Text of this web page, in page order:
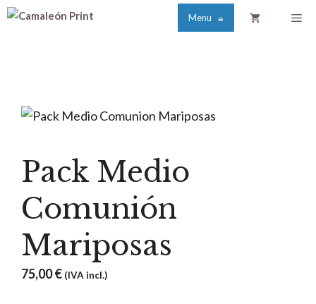
Saltar
Menu ≡
Pack Medio
Comunión
Mariposas
75,00€ (IVA incl.)